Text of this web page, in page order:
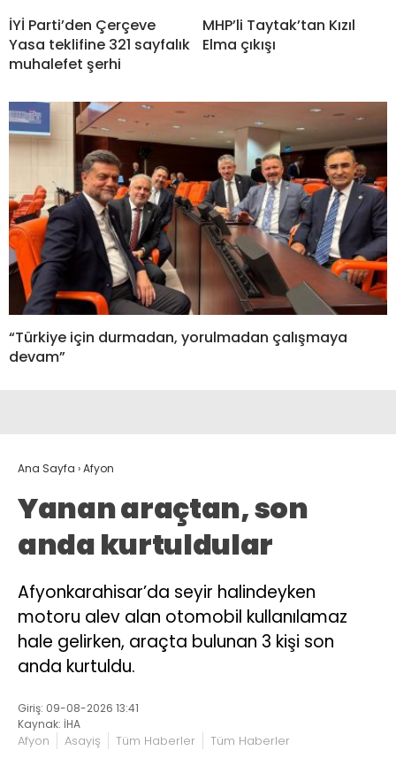
İYİ Parti’den Çerçeve
Yasa teklifine 321 sayfalık
muhalefet şerhi
MHP’li Taytak’tan Kızıl
Elma çıkışı
“Türkiye için durmadan, yorulmadan çalışmaya
devam”
Ana Sayfa ›Afyon
Yanan araçtan, son
anda kurtuldular
Afyonkarahisar’da seyir halindeyken
motoru alev alan otomobil kullanılamaz
hale gelirken, araçta bulunan 3 kişi son
anda kurtuldu.
Giriş: 09-08-2026 13:41
Kaynak: İHA
Afyon Asayiş Tüm Haberler Tüm Haberler